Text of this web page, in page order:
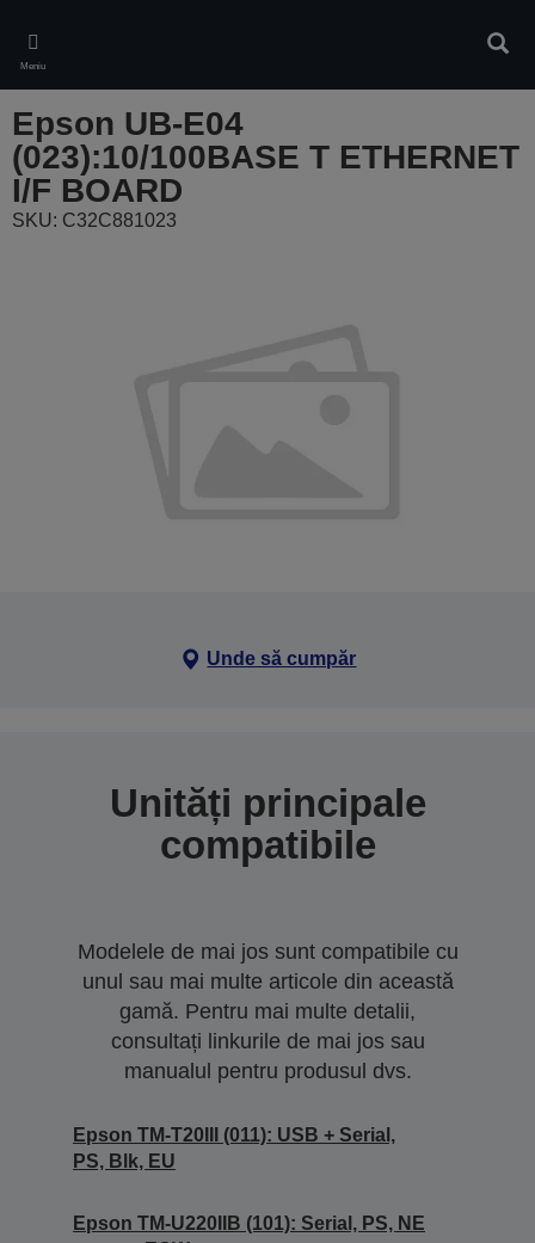
main
content
Meniu
Epson UB-E04
(023):10/100BASE T ETHERNET
I/F BOARD
SKU: C32C881023
Unde să cumpăr
Unități principale
compatibile
Modelele de mai jos sunt compatibile cu
unul sau mai multe articole din această
gamă. Pentru mai multe detalii,
consultați linkurile de mai jos sau
manualul pentru produsul dvs.
Epson TM-T20III (011): USB + Serial,
PS, Blk, EU
Epson TM-U220IIB (101): Serial, PS, NE